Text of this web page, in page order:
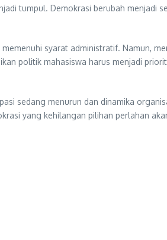
tumpul. Demokrasi berubah menjadi
syarat administratif. Namun,
politik mahasiswa harus menjadi
sedang menurun dan dinamika
yang kehilangan pilihan perlahan